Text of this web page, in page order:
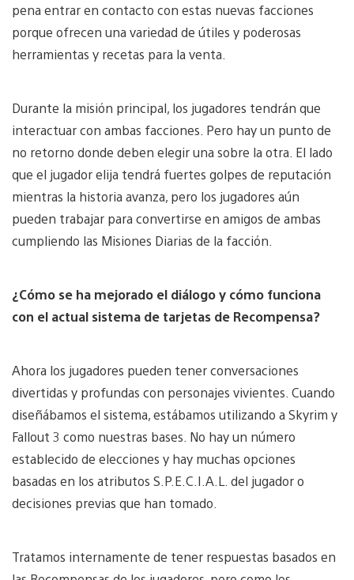
pena entrar en contacto con estas nuevas facciones
porque ofrecen una variedad de útiles y poderosas
herramientas y recetas para la venta.
Durante la misión principal, los jugadores tendrán que
interactuar con ambas facciones. Pero hay un punto de
no retorno donde deben elegir una sobre la otra. El lado
que el jugador elija tendrá fuertes golpes de reputación
mientras la historia avanza, pero los jugadores aún
pueden trabajar para convertirse en amigos de ambas
cumpliendo las Misiones Diarias de la facción.
¿Cómo se ha mejorado el diálogo y cómo funciona
con el actual sistema de tarjetas de Recompensa?
Ahora los jugadores pueden tener conversaciones
divertidas y profundas con personajes vivientes. Cuando
diseñábamos el sistema, estábamos utilizando a Skyrim y
Fallout 3 como nuestras bases. No hay un número
establecido de elecciones y hay muchas opciones
basadas en los atributos S.P.E.C.I.A.L. del jugador o
decisiones previas que han tomado.
Tratamos internamente de tener respuestas basados en